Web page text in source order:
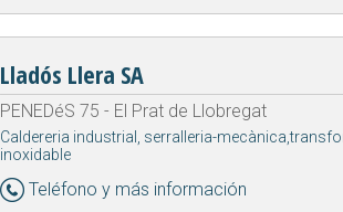
Lladós Llera SA
PENEDéS 75 - El Prat de Llobregat
Caldereria industrial, serralleria-
inoxidable
Teléfono y más información